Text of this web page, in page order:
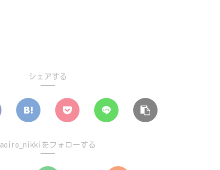
シェアする
aoiro_nikkiをフォローする